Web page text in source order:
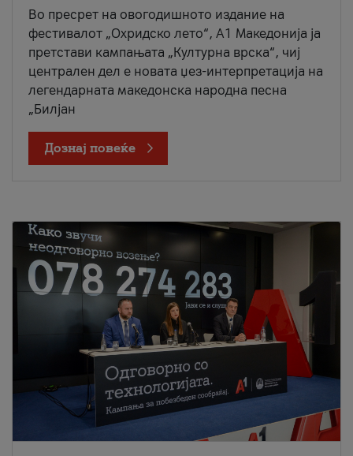
Во пресрет на овогодишното издание на
фестивалот „Охридско лето“, А1 Македонија ја
претстави кампањата „Културна врска“, чиј
централен дел е новата џез-интерпретација на
легендарната македонска народна песна
„Билјан
Дознај повеќе